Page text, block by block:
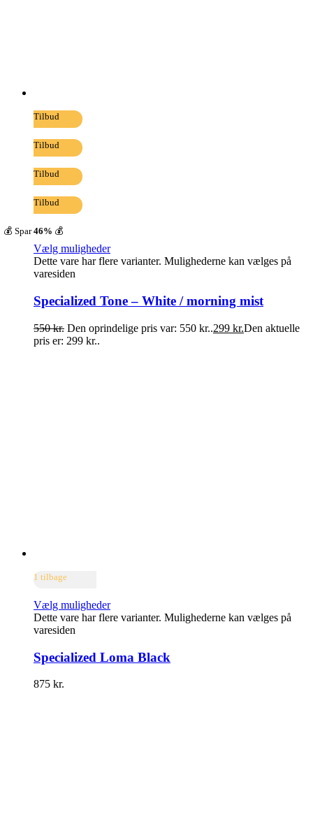
Tilbud
Tilbud
Tilbud
Tilbud
💰 Spar46% 💰
Vælg muligheder
Dette vare har flere varianter. Mulighederne kan vælges på
varesiden
Specialized Tone – White / morning mist
550kr. Den oprindelige pris var: 550 kr..299 kr.Den aktuelle
pris er: 299 kr..
1 tilbage
Vælg muligheder
Dette vare har flere varianter. Mulighederne kan vælges på
varesiden
Specialized Loma Black
875 kr.